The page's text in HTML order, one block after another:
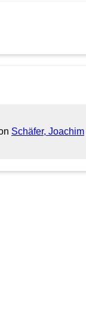
Schäfer, Joachim